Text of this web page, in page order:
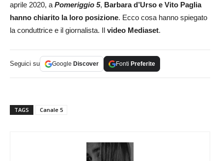
aprile 2020, aPomeriggio 5, Barbara d’Urso e Vito Paglia
hanno chiarito la loro posizione. Ecco cosa hanno spiegato
la conduttrice e il giornalista. Il video Mediaset.
Seguici su Google Discover Fonti Preferite
TAGS Canale 5